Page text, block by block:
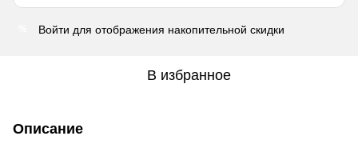
Войти для отображения накопительной скидки
В избранное
Описание